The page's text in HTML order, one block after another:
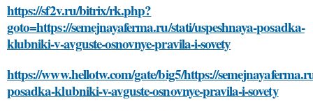
https://sf2v.ru/bitrix/rk.php?
goto=https://semejnayaferma.ru/stati/uspeshnaya-posadka-
klubniki-v-avguste-osnovnye-pravila-i-sovety
https://www.hellotw.com/gate/big5/https://
posadka-klubniki-v-avguste-osnovnye-pravila-i-sovety